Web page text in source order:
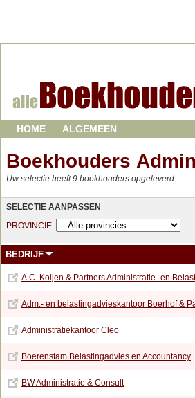
HOME ALGEMEEN
Boekhouders
Uw selectie heeft 9 boekhouders opgeleverd
SELECTIE AANPASSEN
PROVINCIE
BEDRIJF
A.C. Koijen & Partners Administratie- en
Adm.- en belastingadvieskantoor Boerhof &
Administratiekantoor Cleo
Boerenstam Belastingadvies en Accountancy
BW Administratie & Consult